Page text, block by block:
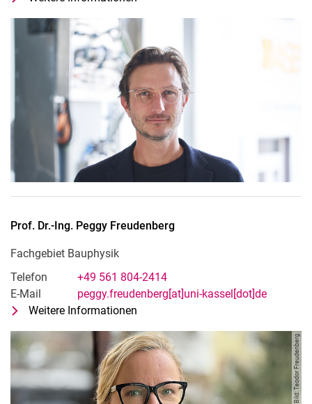
Prof. Dr.-Ing. Peggy Freudenberg
Fachgebiet Bauphysik
Telefon
+49 561 804-2414
E-Mail
peggy.freudenberg[at]uni-kassel[dot]de
Weitere Informationen
Bild: Teodor Freudenberg